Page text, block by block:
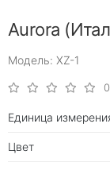
Aurora
Модель: XZ-1
Единица
Цвет